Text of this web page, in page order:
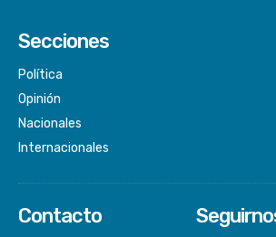
Secciones
Política
Opinión
Nacionales
Internacionales
Contacto